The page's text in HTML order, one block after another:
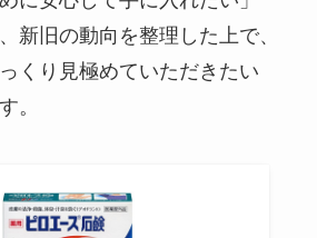
旧の動向を整理した上で、
くり見極めていただきたい
。